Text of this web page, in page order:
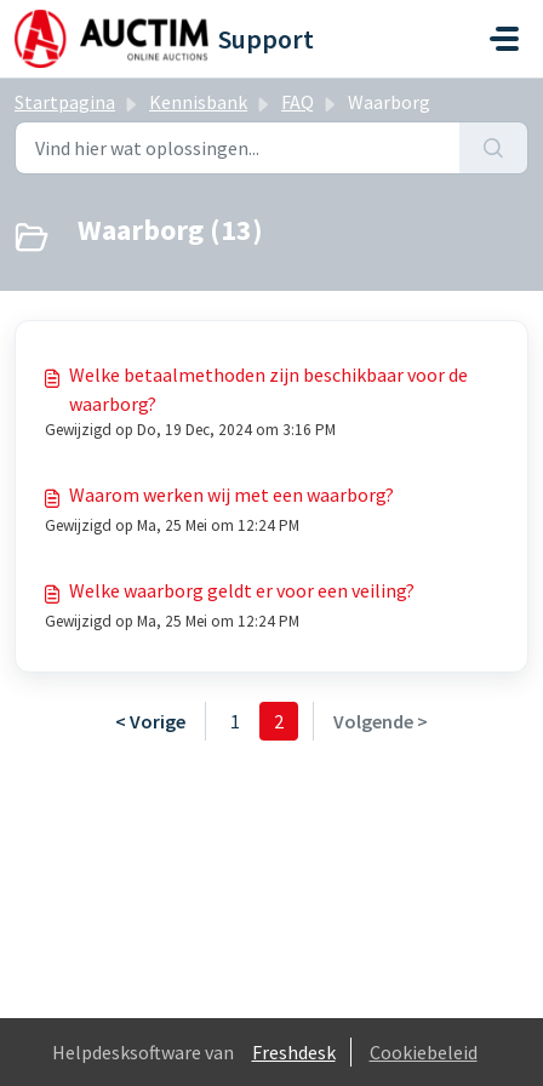
Doorgaan naar hoofdinhoud
Support
Startpagina Kennisbank FAQ Waarborg
Waarborg (13)
Welke betaalmethoden zijn beschikbaar voor de
waarborg?
Gewijzigd op Do, 19 Dec, 2024 om 3:16 PM
Waarom werken wij met een waarborg?
Gewijzigd op Ma, 25 Mei om 12:24 PM
Welke waarborg geldt er voor een veiling?
Gewijzigd op Ma, 25 Mei om 12:24 PM
< Vorige 1 2 Volgende >
Helpdesksoftware van Freshdesk Cookiebeleid